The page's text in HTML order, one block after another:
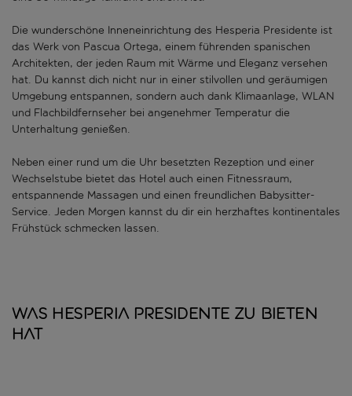
Die wunderschöne Inneneinrichtung des Hesperia Presidente ist
das Werk von Pascua Ortega, einem führenden spanischen
Architekten, der jeden Raum mit Wärme und Eleganz versehen
hat. Du kannst dich nicht nur in einer stilvollen und geräumigen
Umgebung entspannen, sondern auch dank Klimaanlage, WLAN
und Flachbildfernseher bei angenehmer Temperatur die
Unterhaltung genießen.
Neben einer rund um die Uhr besetzten Rezeption und einer
Wechselstube bietet das Hotel auch einen Fitnessraum,
entspannende Massagen und einen freundlichen Babysitter-
Service. Jeden Morgen kannst du dir ein herzhaftes kontinentales
Frühstück schmecken lassen.
Was Hesperia Presidente zu bieten
hat